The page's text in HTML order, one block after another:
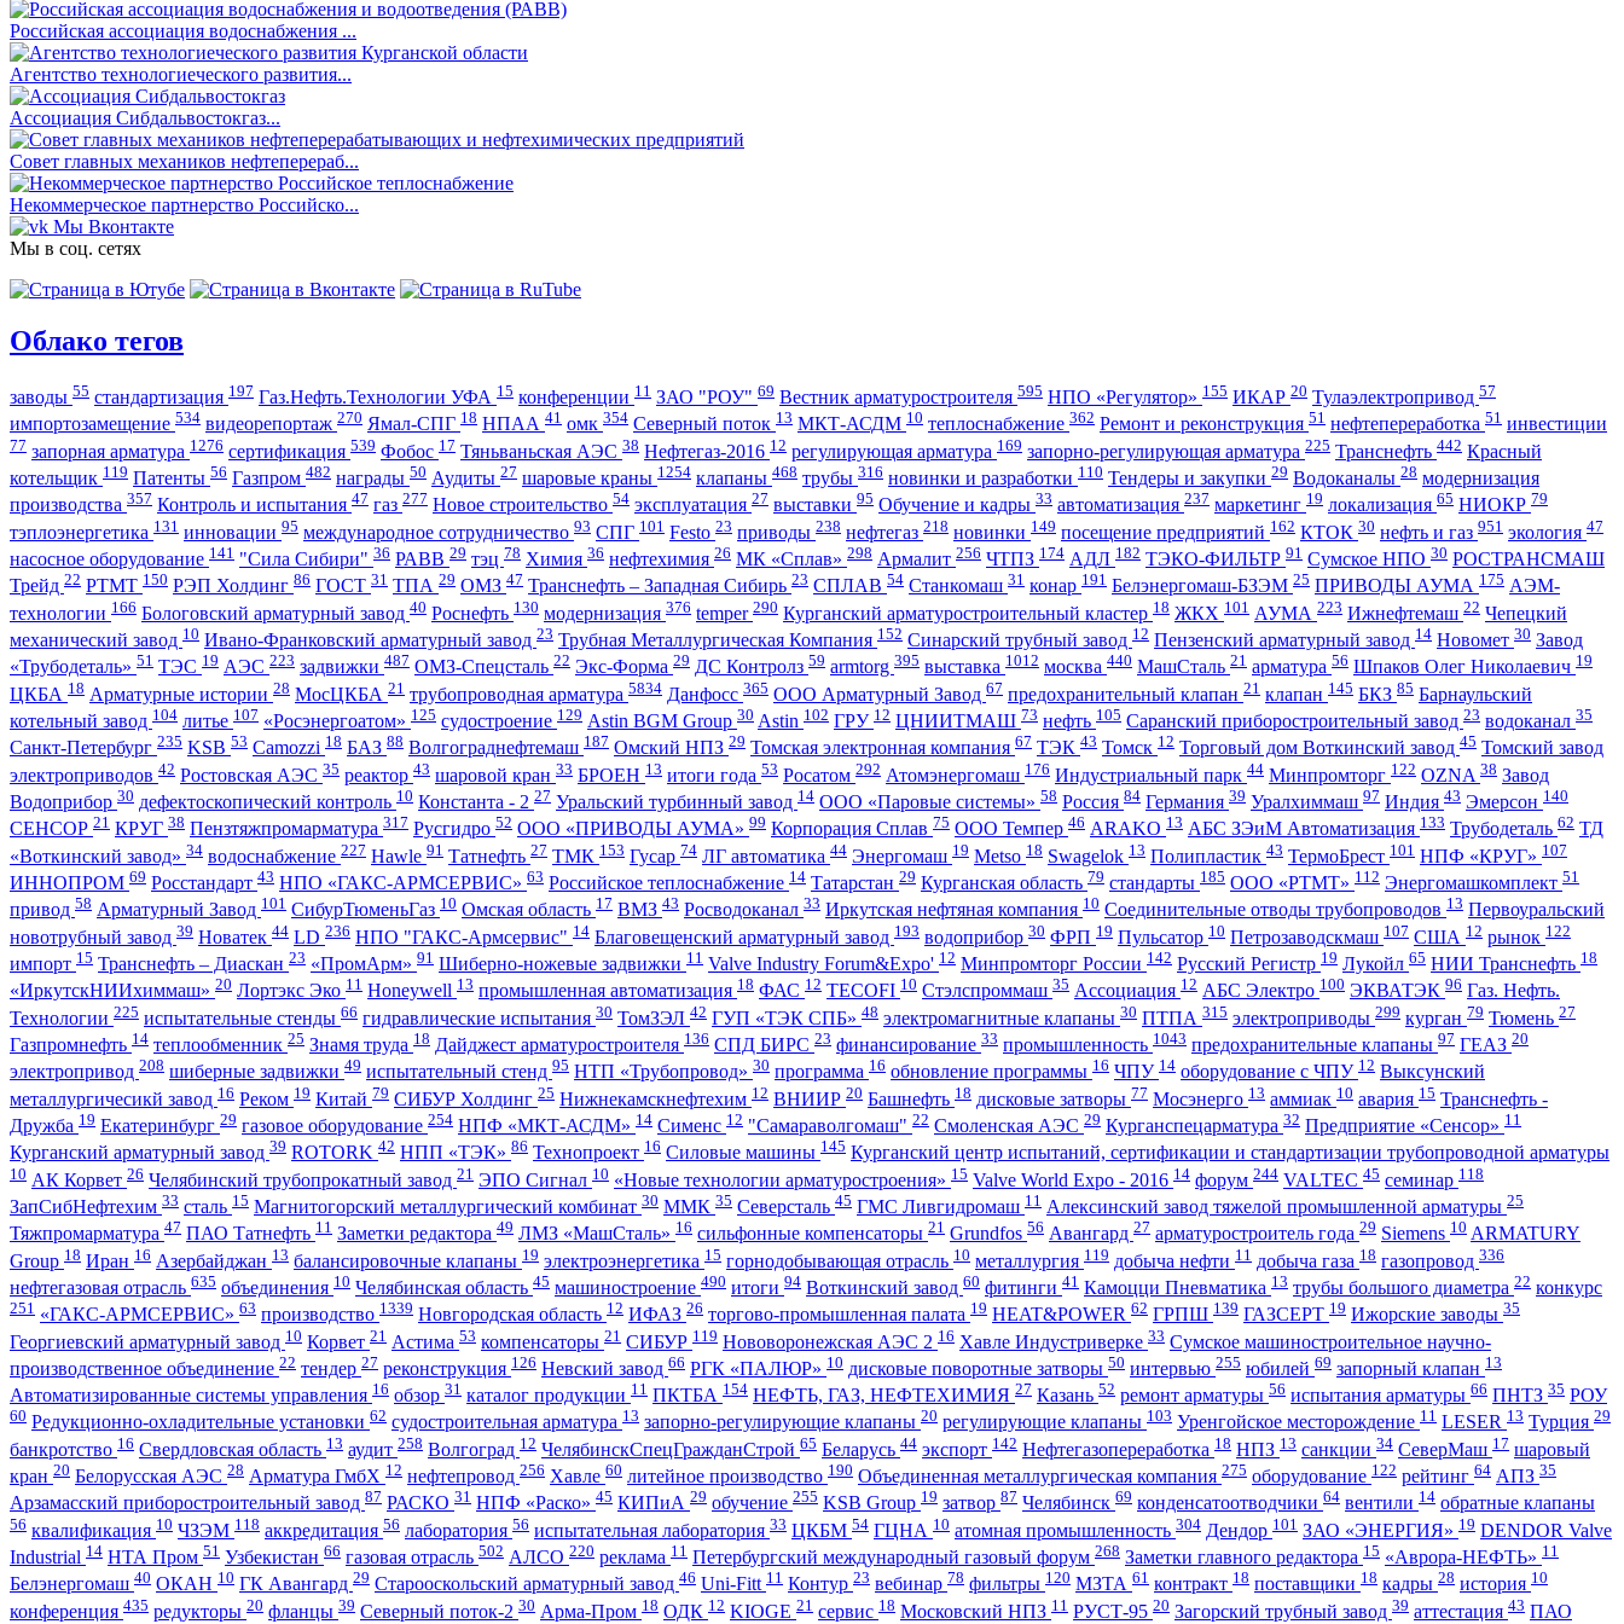
Российская ассоциация водоснабжения ...
Агентство технологиеческого развития...
Ассоциация Сибдальвостокгаз...
Совет главных механиков нефтеперераб...
Некоммерческое партнерство Российско...
Мы Вконтакте
Мы в соц. сетях
Облако тегов
заводы 55 стандартизация 197 Газ.Нефть.Технологии УФА 15 конференции 11 ЗАО "РОУ" 69 Вестник арматуростроителя 595 НПО «Регулятор» 155 ИКАР 20 Тулаэлектропривод 57
импортозамещение 534 видеорепортаж 270 Ямал-СПГ 18 НПАА 41 омк 354 Северный поток 13 МКТ-АСДМ 10 теплоснабжение 362 Ремонт и реконструкция 51 нефтепереработка 51 инвестиции
77 запорная арматура 1276 сертификация 539 Фобос 17 Тяньваньская АЭС 38 Нефтегаз-2016 12 регулирующая арматура 169 запорно-регулирующая арматура 225 Транснефть 442 Красный
котельщик 119 Патенты 56 Газпром 482 награды 50 Аудиты 27 шаровые краны 1254 клапаны 468 трубы 316 новинки и разработки 110 Тендеры и закупки 29 Водоканалы 28 модернизация
производства 357 Контроль и испытания 47 газ 277 Новое строительство 54 эксплуатация 27 выставки 95 Обучение и кадры 33 автоматизация 237 маркетинг 19 локализация 65 НИОКР 79
тэплоэнергетика 131 инновации 95 международное сотрудничество 93 СПГ 101 Festo 23 приводы 238 нефтегаз 218 новинки 149 посещение предприятий 162 КТОК 30 нефть и газ 951 экология 47
насосное оборудование 141 "Сила Сибири" 36 РАВВ 29 тэц 78 Химия 36 нефтехимия 26 МК «Сплав» 298 Армалит 256 ЧТПЗ 174 АДЛ 182 ТЭКО-ФИЛЬТР 91 Сумское НПО 30 РОСТРАНСМАШ
Трейд 22 РТМТ 150 РЭП Холдинг 86 ГОСТ 31 ТПА 29 ОМЗ 47 Транснефть – Западная Сибирь 23 СПЛАВ 54 Станкомаш 31 конар 191 Белэнергомаш-БЗЭМ 25 ПРИВОДЫ АУМА 175 АЭМ-
технологии 166 Бологовский арматурный завод 40 Роснефть 130 модернизация 376 temper 290 Курганский арматуростроительный кластер 18 ЖКХ 101 АУМА 223 Ижнефтемаш 22 Чепецкий
механический завод 10 Ивано-Франковский арматурный завод 23 Трубная Металлургическая Компания 152 Синарский трубный завод 12 Пензенский арматурный завод 14 Новомет 30 Завод
«Трубодеталь» 51 ТЭС 19 АЭС 223 задвижки 487 ОМЗ-Спецсталь 22 Экс-Форма 29 ДС Контролз 59 armtorg 395 выставка 1012 москва 440 МашСталь 21 арматура 56 Шпаков Олег Николаевич 19
ЦКБА 18 Арматурные истории 28 МосЦКБА 21 трубопроводная арматура 5834 Данфосс 365 ООО Арматурный Завод 67 предохранительный клапан 21 клапан 145 БКЗ 85 Барнаульский
котельный завод 104 литье 107 «Росэнергоатом» 125 судостроение 129 Astin BGM Group 30 Astin 102 ГРУ 12 ЦНИИТМАШ 73 нефть 105 Саранский приборостроительный завод 23 водоканал 35
Санкт-Петербург 235 KSB 53 Camozzi 18 БАЗ 88 Волгограднефтемаш 187 Омский НПЗ 29 Томская электронная компания 67 ТЭК 43 Томск 12 Торговый дом Воткинский завод 45 Томский завод
электроприводов 42 Ростовская АЭС 35 реактор 43 шаровой кран 33 БРОЕН 13 итоги года 53 Росатом 292 Атомэнергомаш 176 Индустриальный парк 44 Минпромторг 122 OZNA 38 Завод
Водоприбор 30 дефектоскопический контроль 10 Константа - 2 27 Уральский турбинный завод 14 ООО «Паровые системы» 58 Россия 84 Германия 39 Уралхиммаш 97 Индия 43 Эмерсон 140
СЕНСОР 21 КРУГ 38 Пензтяжпромарматура 317 Русгидро 52 ООО «ПРИВОДЫ АУМА» 99 Корпорация Сплав 75 ООО Темпер 46 ARAKO 13 АБС ЗЭиМ Автоматизация 133 Трубодеталь 62 ТД
«Воткинский завод» 34 водоснабжение 227 Hawle 91 Татнефть 27 ТМК 153 Гусар 74 ЛГ автоматика 44 Энергомаш 19 Metso 18 Swagelok 13 Полипластик 43 ТермоБрест 101 НПФ «КРУГ» 107
ИННОПРОМ 69 Росстандарт 43 НПО «ГАКС-АРМСЕРВИС» 63 Российское теплоснабжение 14 Татарстан 29 Курганская область 79 стандарты 185 ООО «РТМТ» 112 Энергомашкомплект 51
привод 58 Арматурный Завод 101 СибурТюменьГаз 10 Омская область 17 ВМЗ 43 Росводоканал 33 Иркутская нефтяная компания 10 Соединительные отводы трубопроводов 13 Первоуральский
новотрубный завод 39 Новатек 44 LD 236 НПО "ГАКС-Армсервис" 14 Благовещенский арматурный завод 193 водоприбор 30 ФРП 19 Пульсатор 10 Петрозаводскмаш 107 США 12 рынок 122
импорт 15 Транснефть – Диаскан 23 «ПромАрм» 91 Шиберно-ножевые задвижки 11 Valve Industry Forum&Expo' 12 Минпромторг России 142 Русский Регистр 19 Лукойл 65 НИИ Транснефть 18
«ИркутскНИИхиммаш» 20 Лортэкс Эко 11 Honeywell 13 промышленная автоматизация 18 ФАС 12 TECOFI 10 Стэлспроммаш 35 Ассоциация 12 АБС Электро 100 ЭКВАТЭК 96 Газ. Нефть.
Технологии 225 испытательные стенды 66 гидравлические испытания 30 ТомЗЭЛ 42 ГУП «ТЭК СПБ» 48 электромагнитные клапаны 30 ПТПА 315 электроприводы 299 курган 79 Тюмень 27
Газпромнефть 14 теплообменник 25 Знамя труда 18 Дайджест арматуростроителя 136 СПД БИРС 23 финансирование 33 промышленность 1043 предохранительные клапаны 97 ГЕАЗ 20
электропривод 208 шиберные задвижки 49 испытательный стенд 95 НТП «Трубопровод» 30 программа 16 обновление программы 16 ЧПУ 14 оборудование с ЧПУ 12 Выксунский
металлургичесикй завод 16 Реком 19 Китай 79 СИБУР Холдинг 25 Нижнекамскнефтехим 12 ВНИИР 20 Башнефть 18 дисковые затворы 77 Мосэнерго 13 аммиак 10 авария 15 Транснефть -
Дружба 19 Екатеринбург 29 газовое оборудование 254 НПФ «МКТ-АСДМ» 14 Сименс 12 "Самараволгомаш" 22 Смоленская АЭС 29 Курганспецарматура 32 Предприятие «Сенсор» 11
Курганский арматурный завод 39 ROTORK 42 НПП «ТЭК» 86 Технопроект 16 Силовые машины 145 Курганский центр испытаний, сертификации и стандартизации трубопроводной арматуры
10 АК Корвет 26 Челябинский трубопрокатный завод 21 ЭПО Сигнал 10 «Новые технологии арматуростроения» 15 Valve World Expo - 2016 14 форум 244 VALTEC 45 семинар 118
ЗапСибНефтехим 33 сталь 15 Магнитогорский металлургический комбинат 30 ММК 35 Северсталь 45 ГМС Ливгидромаш 11 Алексинский завод тяжелой промышленной арматуры 25
Тяжпромарматура 47 ПАО Татнефть 11 Заметки редактора 49 ЛМЗ «МашСталь» 16 сильфонные компенсаторы 21 Grundfos 56 Авангард 27 арматуростроитель года 29 Siemens 10 ARMATURY
Group 18 Иран 16 Азербайджан 13 балансировочные клапаны 19 электроэнергетика 15 горнодобывающая отрасль 10 металлургия 119 добыча нефти 11 добыча газа 18 газопровод 336
нефтегазовая отрасль 635 объединения 10 Челябинская область 45 машиностроение 490 итоги 94 Воткинский завод 60 фитинги 41 Камоцци Пневматика 13 трубы большого диаметра 22 конкурс
251 «ГАКС-АРМСЕРВИС» 63 производство 1339 Новгородская область 12 ИФАЗ 26 торгово-промышленная палата 19 HEAT&POWER 62 ГРПШ 139 ГАЗСЕРТ 19 Ижорские заводы 35
Георгиевский арматурный завод 10 Корвет 21 Астима 53 компенсаторы 21 СИБУР 119 Нововоронежская АЭС 2 16 Хавле Индустриверке 33 Сумское машиностроительное научно-
производственное объединение 22 тендер 27 реконструкция 126 Невский завод 66 РГК «ПАЛЮР» 10 дисковые поворотные затворы 50 интервью 255 юбилей 69 запорный клапан 13
Автоматизированные системы управления 16 обзор 31 каталог продукции 11 ПКТБА 154 НЕФТЬ, ГАЗ, НЕФТЕХИМИЯ 27 Казань 52 ремонт арматуры 56 испытания арматуры 66 ПНТЗ 35 РОУ
60 Редукционно-охладительные установки 62 судостроительная арматура 13 запорно-регулирующие клапаны 20 регулирующие клапаны 103 Уренгойское месторождение 11 LESER 13 Турция 29
банкротство 16 Свердловская область 13 аудит 258 Волгоград 12 ЧелябинскСпецГражданСтрой 65 Беларусь 44 экспорт 142 Нефтегазопереработка 18 НПЗ 13 санкции 34 СеверМаш 17 шаровый
кран 20 Белорусская АЭС 28 Арматура ГмбХ 12 нефтепровод 256 Хавле 60 литейное производство 190 Объединенная металлургическая компания 275 оборудование 122 рейтинг 64 АПЗ 35
Арзамасский приборостроительный завод 87 РАСКО 31 НПФ «Раско» 45 КИПиА 29 обучение 255 KSB Group 19 затвор 87 Челябинск 69 конденсатоотводчики 64 вентили 14 обратные клапаны
56 квалификация 10 ЧЗЭМ 118 аккредитация 56 лаборатория 56 испытательная лаборатория 33 ЦКБМ 54 ГЦНА 10 атомная промышленность 304 Дендор 101 ЗАО «ЭНЕРГИЯ» 19 DENDOR Valve
Industrial 14 НТА Пром 51 Узбекистан 66 газовая отрасль 502 АЛСО 220 реклама 11 Петербургский международный газовый форум 268 Заметки главного редактора 15 «Аврора-НЕФТЬ» 11
Белэнергомаш 40 ОКАН 10 ГК Авангард 29 Старооскольский арматурный завод 46 Uni-Fitt 11 Контур 23 вебинар 78 фильтры 120 МЗТА 61 контракт 18 поставщики 18 кадры 28 история 10
конференция 435 редукторы 20 фланцы 39 Северный поток-2 30 Арма-Пром 18 ОДК 12 KIOGE 21 сервис 18 Московский НПЗ 11 РУСТ-95 20 Загорский трубный завод 39 аттестация 43 ПАО